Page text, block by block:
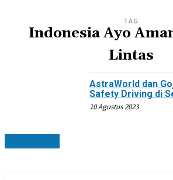
TAG
Indonesia Ayo
Lintas
AstraWorld dan
Safety Driving di
10 Agustus 2023